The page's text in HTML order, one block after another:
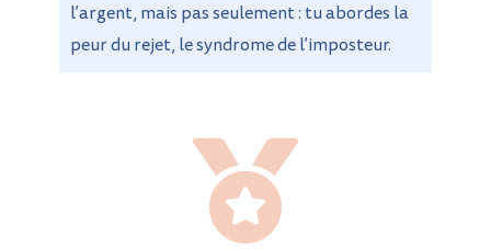
l’argent, mais pas seulement : tu abordes la
peur du rejet, le syndrome de l’imposteur.
